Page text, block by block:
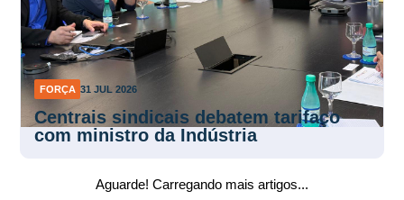
FORÇA 31 JUL 2026
Centrais sindicais debatem tarifaço
com ministro da Indústria
Aguarde! Carregando mais artigos...